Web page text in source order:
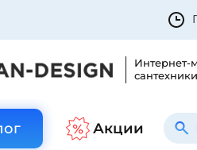
Интернет-
сантехники
Акции